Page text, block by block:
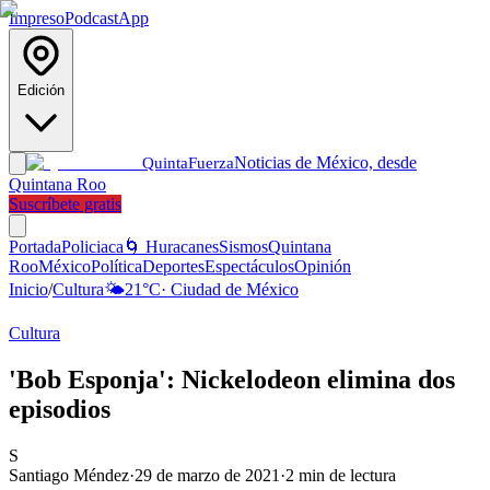
ImpresoPodcastApp
Edición
QuintaFuerzaNoticias de México, desde
Quintana Roo
Suscríbete gratis
PortadaPoliciaca 🌀 HuracanesSismosQuintana
RooMéxicoPolíticaDeportesEspectáculosOpinión
Inicio/Cultura🌤️21°C· Ciudad de México
Cultura
'Bob Esponja': Nickelodeon elimina dos
episodios
S
Santiago Méndez·29 de marzo de 2021 ·2 min de lectura